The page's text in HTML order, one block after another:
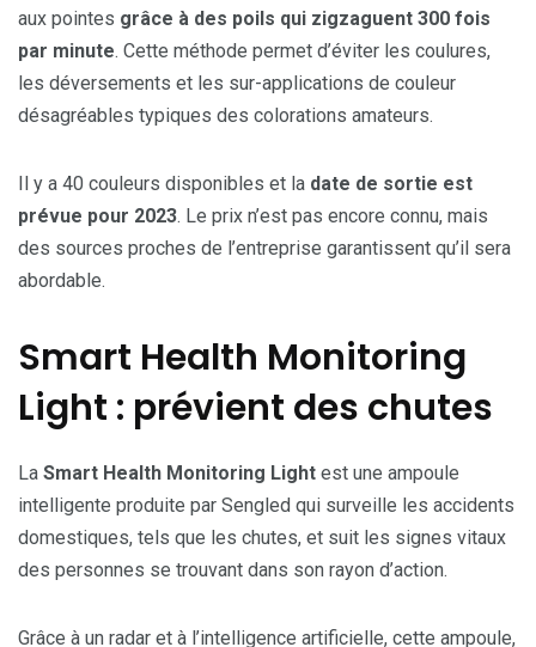
aux pointes grâce à des poils qui zigzaguent 300 fois
par minute. Cette méthode permet d’éviter les coulures,
les déversements et les sur-applications de couleur
désagréables typiques des colorations amateurs.
Il y a 40 couleurs disponibles et la date de sortie est
prévue pour 2023. Le prix n’est pas encore connu, mais
des sources proches de l’entreprise garantissent qu’il sera
abordable.
Smart Health Monitoring
Light : prévient des chutes
La Smart Health Monitoring Light est une ampoule
intelligente produite par Sengled qui surveille les accidents
domestiques, tels que les chutes, et suit les signes vitaux
des personnes se trouvant dans son rayon d’action.
Grâce à un radar et à l’intelligence artificielle, cette ampoule,